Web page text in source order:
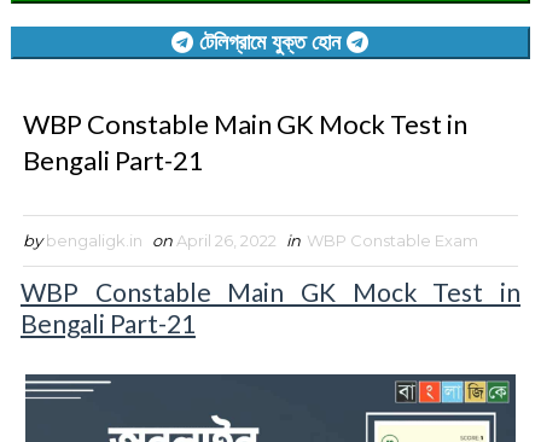
টেলিগ্রামে যুক্ত হোন
WBP Constable Main GK Mock Test in
Bengali Part-21
by bengaligk.in on April 26, 2022 in WBP Constable Exam
WBP Constable Main GK Mock Test in
Bengali Part-21